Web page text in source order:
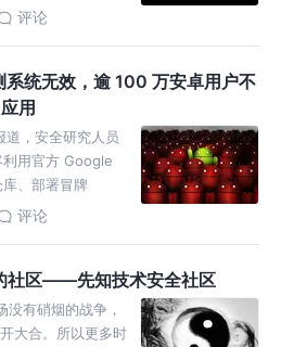
，可以根据不同目
评论
统无效，逾 100 万安卓用户不
用
，安全研究人员
用官方 Google
、部署冒牌
过 100 万的安卓
评论
社区——先知技术安全社区
有硝烟的战争，
大合。所以更多时